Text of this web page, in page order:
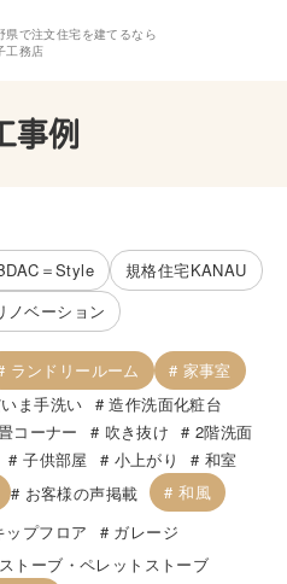
県で注文住宅を建てるなら
工務店
事例
＝Style
規格住宅KANAU
ノベーション
ランドリールーム
家事室
ま手洗い
造作洗面化粧台
コーナー 吹き抜け
2階洗面
子供部屋 小上がり
和室
お客様の声掲載
和風
ップフロア
ガレージ
トーブ・ペレットストーブ